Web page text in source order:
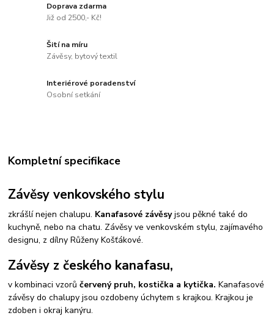
Doprava zdarma
Již od 2500,- Kč!
Šití na míru
Závěsy, bytový textil
Interiérové poradenství
Osobní setkání
Kompletní specifikace
Závěsy venkovského stylu
zkrášlí nejen chalupu. Kanafasové závěsyjsou pěkné také do
kuchyně, nebo na chatu. Závěsy ve venkovském stylu, zajímavého
designu, z dílny Růženy Košťákové.
Závěsy z českého kanafasu,
v kombinaci vzorůčervený pruh, kostička a kytička.Kanafasové
závěsy do chalupy jsou ozdobeny úchytem s krajkou. Krajkou je
zdoben i okraj kanýru.